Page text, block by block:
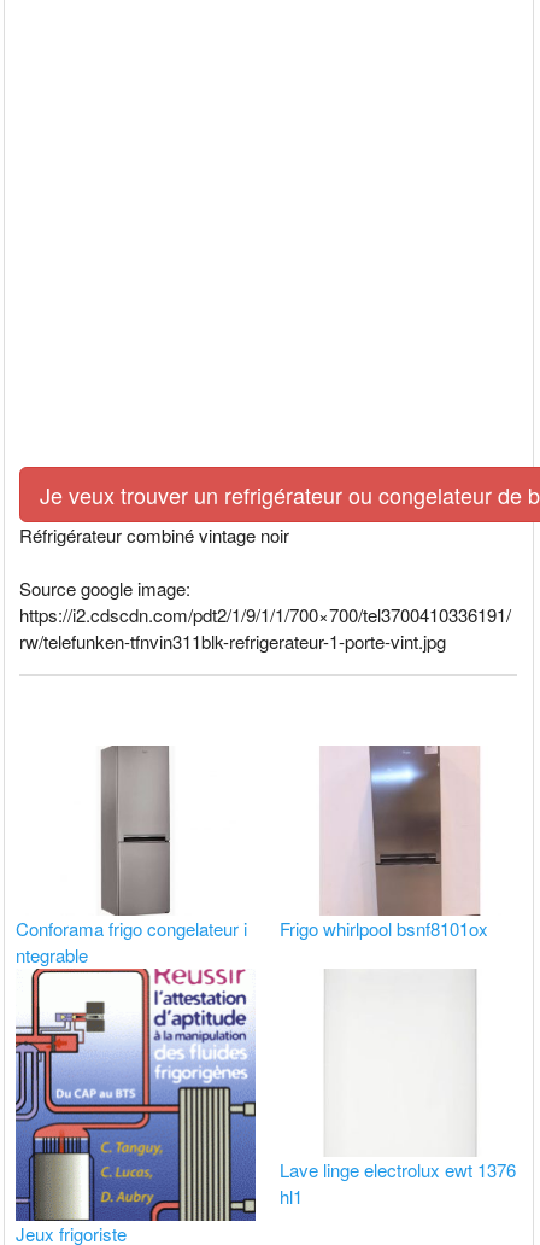
Je veux trouver un refrigérateur ou congelateur de
Réfrigérateur combiné vintage noir
Source google image:
https://i2.cdscdn.com/pdt2/1/9/1/1/700×700/tel3700410336191/
rw/telefunken-tfnvin311blk-refrigerateur-1-porte-vint.jpg
Conforama frigo congelateur i
ntegrable
Frigo whirlpool bsnf8101ox
Jeux frigoriste
Lave linge electrolux ewt 1376
hl1